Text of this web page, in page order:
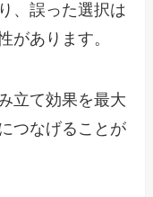
、誤った選択は
があります。
立て効果を最大
つなげることが